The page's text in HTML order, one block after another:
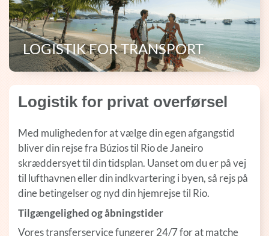
LOGISTIK FOR TRANSPORT
Logistik for privat overførsel
Med muligheden for at vælge din egen afgangstid
bliver din rejse fra Búzios til Rio de Janeiro
skræddersyet til din tidsplan. Uanset om du er på vej
til lufthavnen eller din indkvartering i byen, så rejs på
dine betingelser og nyd din hjemrejse til Rio.
Tilgængelighed og åbningstider
Vores transferservice fungerer 24/7 for at matche